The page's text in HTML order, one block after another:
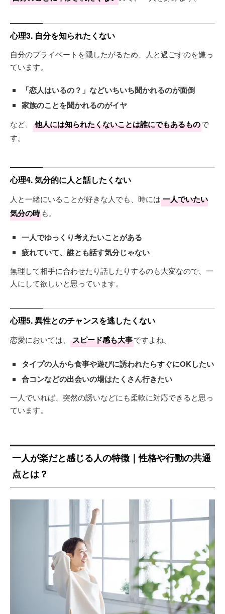
心理3. 自分を知られたくない
自分のプライベートを隠したがるため、人と過ごすのを嫌っ
ています。
「恋人はいるの？」などいちいち聞かれるのが面倒
家族のことを聞かれるのがイヤ
など、 他人には知られたくないことは誰にでもあるもので
す。
心理4. 気分的に人と話したくない
人と一緒にいることが好きな人でも、時には 一人でいたい
気分の時 も。
一人でゆっくり考えたいことがある
疲れていて、誰とも話す気分じゃない
無理して相手に合わせたり話したりするのも大変なので、一
人にして欲しいと思っています。
心理5. 異性とのチャンスを逃したくない
恋愛においては、 スピード感も大事ですよね。
タイプの人から食事や遊びに誘われたらすぐにOKしたい
合コンなどの出会いの場はたくさん行きたい
一人でいれば、突然の誘いなどにも柔軟に対応できると思っ
ています。
一人が楽だと感じる人の特徴｜性格や行動の共通
点とは？